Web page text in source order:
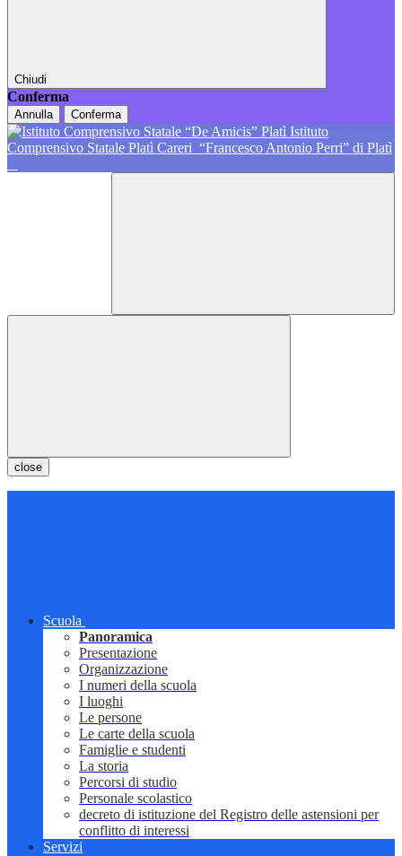
Chiudi
Conferma
Annulla Conferma
Istituto
Comprensivo Statale Platì Careri “Francesco Antonio Perri” di Platì
close
Scuola
Panoramica
Presentazione
Organizzazione
I numeri della scuola
I luoghi
Le persone
Le carte della scuola
Famiglie e studenti
La storia
Percorsi di studio
Personale scolastico
decreto di istituzione del Registro delle astensioni per
conflitto di interessi
Servizi